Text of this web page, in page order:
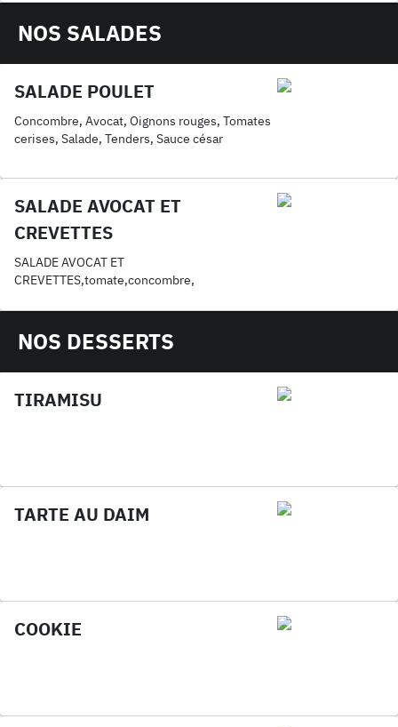
NOS SALADES
SALADE POULET
Concombre, Avocat, Oignons rouges, Tomates
cerises, Salade, Tenders, Sauce césar
SALADE AVOCAT ET
CREVETTES
SALADE AVOCAT ET
CREVETTES,tomate,concombre,
NOS DESSERTS
TIRAMISU
TARTE AU DAIM
COOKIE